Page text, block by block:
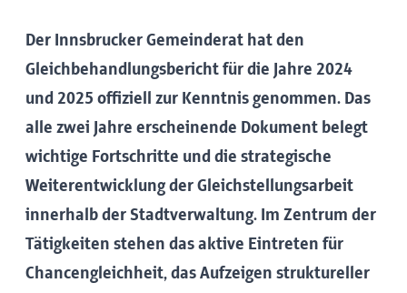
Der Innsbrucker Gemeinderat hat den
Gleichbehandlungsbericht für die Jahre 2024
und 2025 offiziell zur Kenntnis genommen. Das
alle zwei Jahre erscheinende Dokument belegt
wichtige Fortschritte und die strategische
Weiterentwicklung der Gleichstellungsarbeit
innerhalb der Stadtverwaltung. Im Zentrum der
Tätigkeiten stehen das aktive Eintreten für
Chancengleichheit, das Aufzeigen struktureller